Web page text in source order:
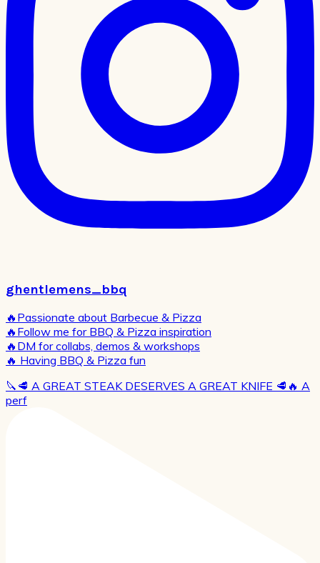
ghentlemens_bbq
🔥Passionate about Barbecue & Pizza
🔥Follow me for BBQ & Pizza inspiration
🔥DM for collabs, demos & workshops
🔥 Having BBQ & Pizza fun
🔪🥩 A GREAT STEAK DESERVES A GREAT KNIFE 🥩🔥 A
perf